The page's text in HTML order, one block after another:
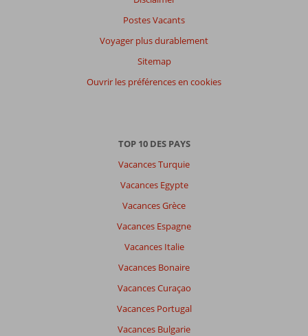
Postes Vacants
Voyager plus durablement
Sitemap
Ouvrir les préférences en cookies
TOP 10 DES PAYS
Vacances Turquie
Vacances Egypte
Vacances Grèce
Vacances Espagne
Vacances Italie
Vacances Bonaire
Vacances Curaçao
Vacances Portugal
Vacances Bulgarie